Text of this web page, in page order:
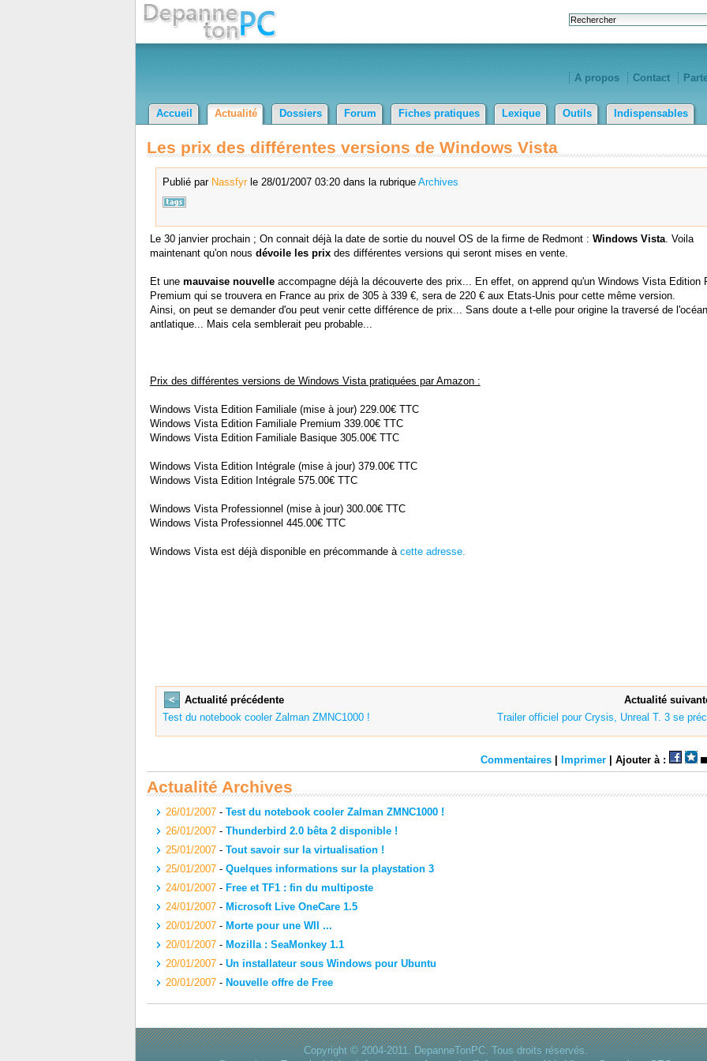
A propos Contact
Accueil Actualité Dossiers Forum Fiches pratiques Lexique Outils Indispensables
Les prix des différentes versions de Windows Vista
Publié par Nassfyrle 28/01/2007 03:20 dans la rubrique Archives
Le 30 janvier prochain ; On connait déjà la date de sortie du nouvel OS de la firme de Redmont : Windows Vista. Voila
maintenant qu'on nous dévoile les prixdes différentes versions qui seront mises en vente.
Et une mauvaise nouvelleaccompagne déjà la découverte des prix... En effet, on apprend qu'un Windows Vista Edition
Premium qui se trouvera en France au prix de 305 à 339 €, sera de 220 € aux Etats-Unis pour cette même version.
Ainsi, on peut se demander d'ou peut venir cette différence de prix... Sans doute a t-elle pour origine la traversé de l'océan
antlatique... Mais cela semblerait peu probable...
Prix des différentes versions de Windows Vista pratiquées par Amazon :
Windows Vista Edition Familiale (mise à jour) 229.00€ TTC
Windows Vista Edition Familiale Premium 339.00€ TTC
Windows Vista Edition Familiale Basique 305.00€ TTC
Windows Vista Edition Intégrale (mise à jour) 379.00€ TTC
Windows Vista Edition Intégrale 575.00€ TTC
Windows Vista Professionnel (mise à jour) 300.00€ TTC
Windows Vista Professionnel 445.00€ TTC
Windows Vista est déjà disponible en précommande à cette adresse.
<
Actualité précédente
Test du notebook cooler Zalman ZMNC1000 !
Actualité
Trailer officiel pour Crysis, Unreal T. 3 se
Commentaires |Imprimer | Ajouter à :
Actualité Archives
26/01/2007- Test du notebook cooler Zalman ZMNC1000 !
26/01/2007- Thunderbird 2.0 bêta 2 disponible !
25/01/2007- Tout savoir sur la virtualisation !
25/01/2007- Quelques informations sur la playstation 3
24/01/2007- Free et TF1 : fin du multiposte
24/01/2007- Microsoft Live OneCare 1.5
20/01/2007- Morte pour une WII ...
20/01/2007- Mozilla : SeaMonkey 1.1
20/01/2007- Un installateur sous Windows pour Ubuntu
20/01/2007- Nouvelle offre de Free
Copyright © 2004-2011. DepanneTonPC. Tous droits réservés.